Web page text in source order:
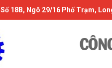
Số 18B, Ngõ 29/16 Phố Trạm,